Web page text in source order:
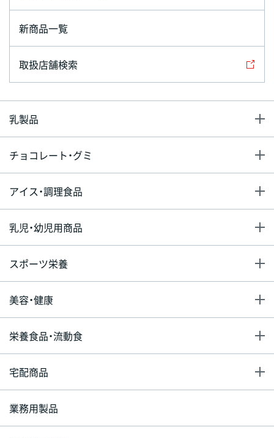
新商品一覧
取扱店舗検索
乳製品
チョコレート・グミ
アイス・調理食品
乳児・幼児用商品
スポーツ栄養
美容・健康
栄養食品・流動食
宅配商品
業務用製品